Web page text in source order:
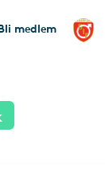
medlem